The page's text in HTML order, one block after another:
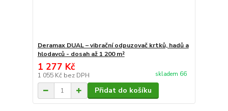
Deramax DUAL – vibrační odpuzovač krtků, hadů a
hlodavců - dosah až 1 200 m²
1 277 Kč
1 055 Kč bez DPH skladem 66
Přidat do košíku